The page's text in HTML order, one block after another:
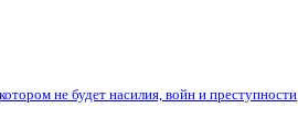
не будет насилия, войн и преступности